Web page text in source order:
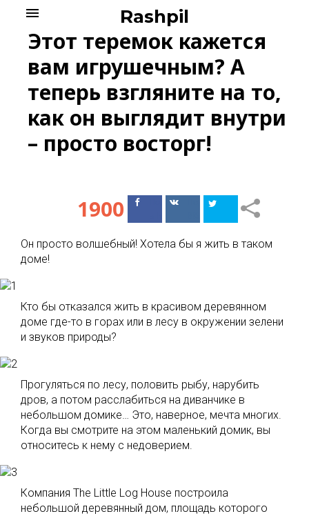
content
Rashpil
menu
Этот теремок кажется
вам игрушечным? А
теперь взгляните на то,
как он выглядит внутри
– просто восторг!
1900
ПоделитьсяПоделиться
Он просто волшебный! Хотела бы я жить в таком
доме!
Кто бы отказался жить в красивом деревянном
доме где-то в горах или в лесу в окружении зелени
и звуков природы?
Прогуляться по лесу, половить рыбу, нарубить
дров, а потом расслабиться на диванчике в
небольшом домике… Это, наверное, мечта многих.
Когда вы смотрите на этом маленький домик, вы
относитесь к нему с недоверием.
Компания The Little Log House построила
небольшой деревянный дом, площадь которого